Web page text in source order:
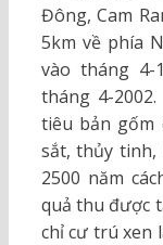
Đông, Cam
5km về phía
vào tháng
tháng 4-
tiêu bản gốm
sắt, thủy tinh,
2500 năm
quả thu được
chỉ cư trú xen